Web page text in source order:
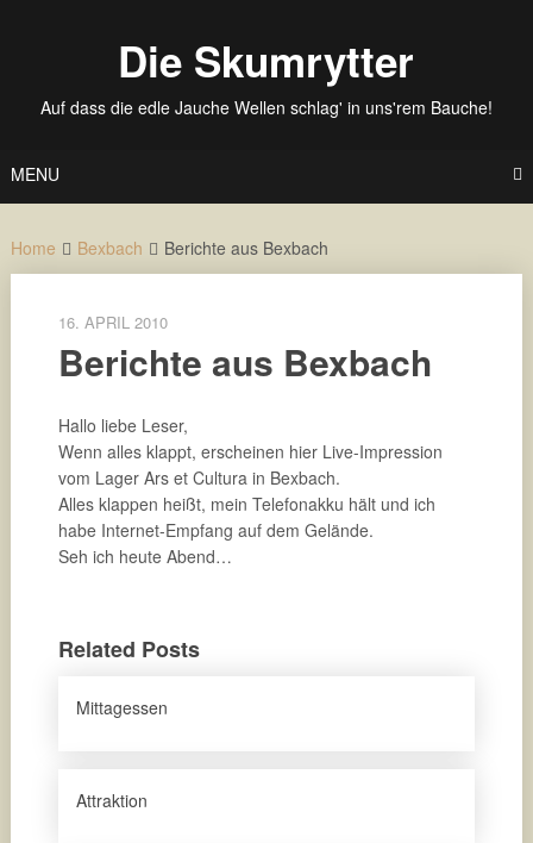
Die Skumrytter
Auf dass die edle Jauche Wellen schlag' in uns'rem Bauche!
MENU
Home Bexbach Berichte aus Bexbach
16. APRIL 2010
Berichte aus Bexbach
Hallo liebe Leser,
Wenn alles klappt, erscheinen hier Live-Impression
vom Lager Ars et Cultura in Bexbach.
Alles klappen heißt, mein Telefonakku hält und ich
habe Internet-Empfang auf dem Gelände.
Seh ich heute Abend…
Related Posts
Mittagessen
Attraktion